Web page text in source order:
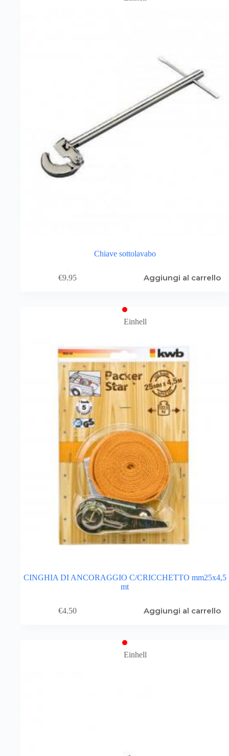
Chiave sottolavabo
€9.95 Aggiungi al carrello
Einhell
CINGHIA DI ANCORAGGIO C/CRICCHETTO mm25x4,5
mt
€4.50 Aggiungi al carrello
Einhell